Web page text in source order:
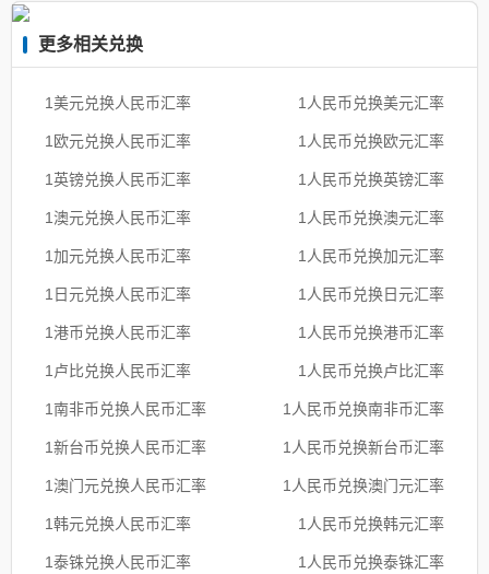
更多相关兑换
1美元兑换人民币汇率 1人民币兑换美元汇率
1欧元兑换人民币汇率 1人民币兑换欧元汇率
1英镑兑换人民币汇率 1人民币兑换英镑汇率
1澳元兑换人民币汇率 1人民币兑换澳元汇率
1加元兑换人民币汇率 1人民币兑换加元汇率
1日元兑换人民币汇率 1人民币兑换日元汇率
1港币兑换人民币汇率 1人民币兑换港币汇率
1卢比兑换人民币汇率 1人民币兑换卢比汇率
1南非币兑换人民币汇率 1人民币兑换南非币汇率
1新台币兑换人民币汇率 1人民币兑换新台币汇率
1澳门元兑换人民币汇率 1人民币兑换澳门元汇率
1韩元兑换人民币汇率 1人民币兑换韩元汇率
1泰铢兑换人民币汇率 1人民币兑换泰铢汇率